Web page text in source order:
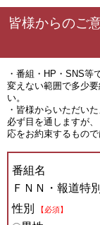
皆様からのご
・番組・HP・SNS等
変えない範囲で多少
い。
・皆様からいただい
必ず目を通しますが
応をお約束するもので
番組名
ＦＮＮ・報道特
性別
【必須】